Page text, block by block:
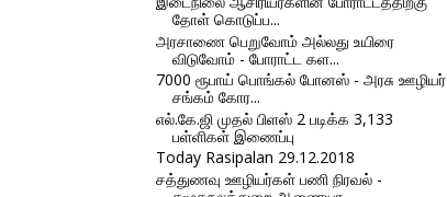
தோள் கொடுப்ப...
அரசாணை பெறுவோம் அல்லது உயிரை
விடுவோம் - போராட்ட கள...
7000 ரூபாய் பொங்கல் போனஸ் - அரசு ஊழியர்
சங்கம் கோர...
எல்.கே.ஜி முதல் பிளஸ் 2 படிக்க 3,133
பள்ளிகள் இணைப்பு
Today Rasipalan 29.12.2018
சத்துணவு ஊழியர்கள் பணி நிரவல் -